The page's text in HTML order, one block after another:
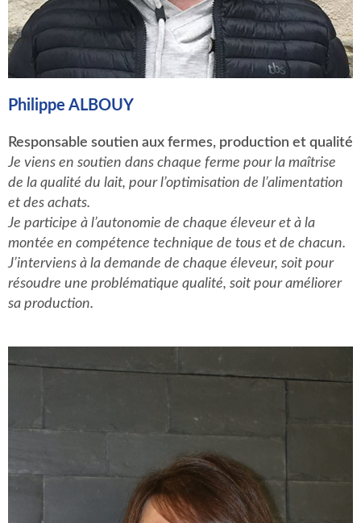
Philippe ALBOUY
Responsable soutien aux fermes, production et qualité
Je viens en soutien dans chaque ferme pour la maîtrise
de la qualité du lait, pour l’optimisation de l’alimentation
et des achats.
Je participe à l’autonomie de chaque éleveur et à la
montée en compétence technique de tous et de chacun.
J’interviens à la demande de chaque éleveur, soit pour
résoudre une problématique qualité, soit pour améliorer
sa production.